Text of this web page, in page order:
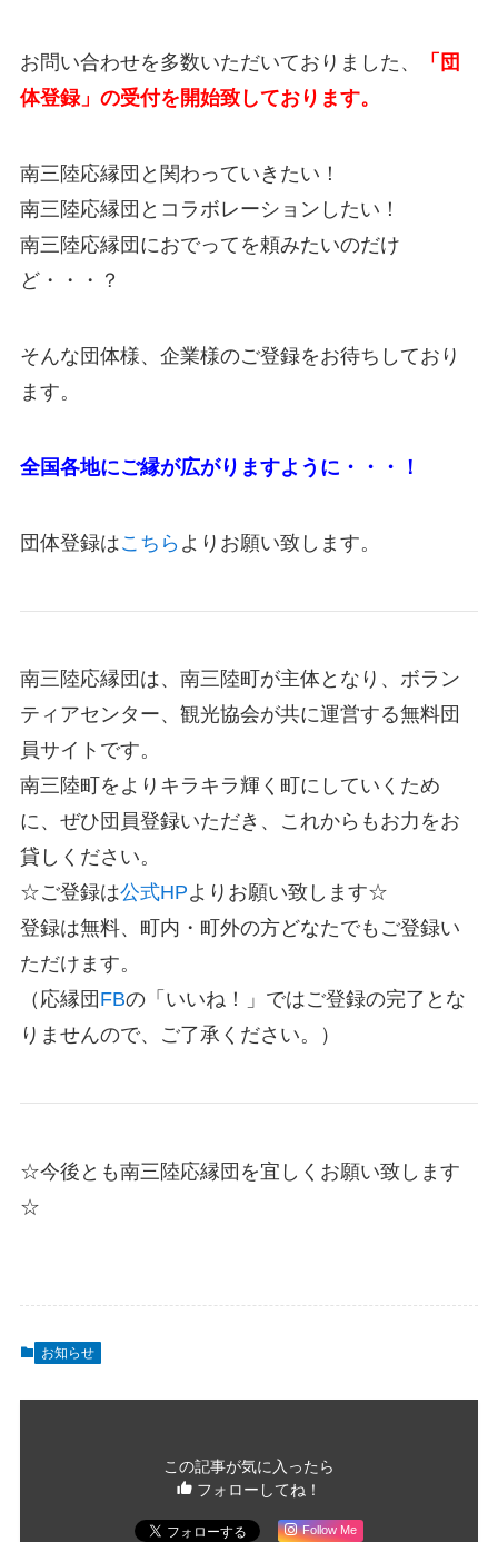
お問い合わせを多数いただいておりました、
「団
体登録」の受付を開始致しております。
南三陸応縁団と関わっていきたい！
南三陸応縁団とコラボレーションしたい！
南三陸応縁団におでってを頼みたいのだけ
ど・・・？
そんな団体様、企業様のご登録をお待ちしており
ます。
全国各地にご縁が広がりますように・・・！
団体登録はこちら よりお願い致します。
南三陸応縁団は、南三陸町が主体となり、ボラン
ティアセンター、観光協会が共に運営する無料団
員サイトです。
南三陸町をよりキラキラ輝く町にしていくため
に、ぜひ団員登録いただき、これからもお力をお
貸しください。
☆ご登録は公式HPよりお願い致します☆
登録は無料、町内・町外の方どなたでもご登録い
ただけます。
（応縁団 FBの「いいね！」ではご登録の完了とな
りませんので、ご了承ください。）
☆今後とも南三陸応縁団を宜しくお願い致します
☆
お知らせ
この記事が気に入ったら
フォローしてね！
Follow Me